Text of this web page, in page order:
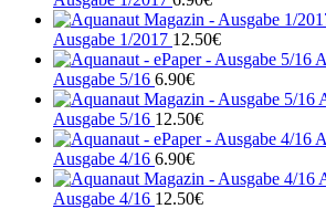
Ausgabe 1/2017 12.50€
Ausgabe 5/16 6.90€
Ausgabe 5/16 12.50€
Ausgabe 4/16 6.90€
Ausgabe 4/16 12.50€